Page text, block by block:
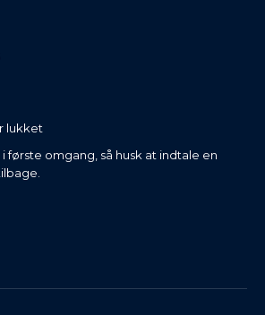
lukket
første omgang, så husk at indtale en